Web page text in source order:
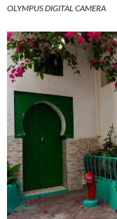
OLYMPUS DIGITAL CAMERA